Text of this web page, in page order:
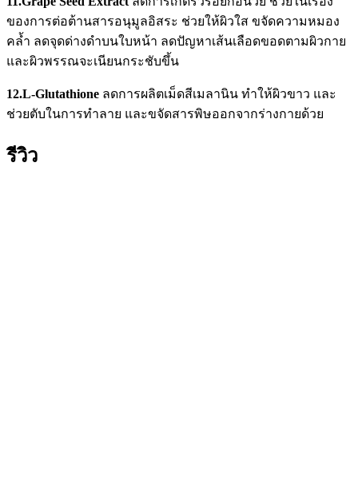
ของการต่อต้านสารอนุมูลอิสระ ช่วยให้ผิวใส ขจัดความหมอง
คล้ำ ลดจุดด่างดำบนใบหน้า ลดปัญหาเส้นเลือดขอดตามผิวกาย
และผิวพรรณจะเนียนกระชับขึ้น
12.L-Glutathione ลดการผลิตเม็ดสีเมลานิน ทำให้ผิวขาว และ
ช่วยตับในการทำลาย และขจัดสารพิษออกจากร่างกายด้วย
รีวิว